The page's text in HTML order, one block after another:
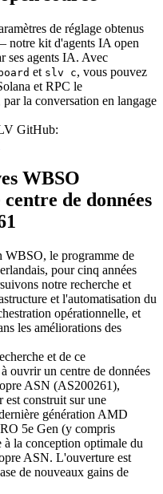
de réglage obtenus
notre kit d'agents IA open
ses agents IA. Avec
et slv c, vous pouvez
et RPC le
la conversation en langage
GitHub:
WBSO
de données
le programme de
pour cinq années
notre recherche et
et l'automatisation du
opérationnelle, et
les améliorations des
et de ce
ouvrir un centre de données
ASN (AS200261),
est construit sur une
génération AMD
5e Gen (y compris
la conception optimale du
ASN. L'ouverture est
de nouveaux gains de